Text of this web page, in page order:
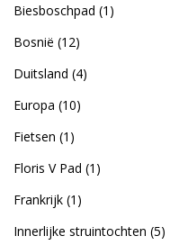
Biesboschpad (1)
Bosnië (12)
Duitsland (4)
Europa (10)
Fietsen (1)
Floris V Pad (1)
Frankrijk (1)
Innerlijke struintochten (5)